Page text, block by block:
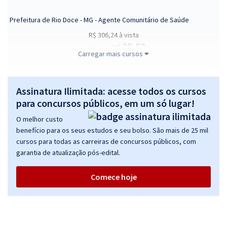
Prefeitura de Rio Doce - MG - Agente Comunitário de Saúde
R$ 306,24à vista
R$ 25,52
Economize R$ 76,56 (-20%)
Comprar
Prefeitura de Rio Doce - MG - Agente Comunitário de Endemias
R$ 306,24à vista
ou 12x deR$
Comprar
Carregar mais cursos
Assinatura Ilimitada: acesse todos os cursos
para concursos públicos, em um só lugar!
O melhor custo
benefício para os seus estudos e seu bolso. São mais de 25 mil
cursos para todas as carreiras de concursos públicos, com
garantia de atualização pós-edital.
Comece hoje